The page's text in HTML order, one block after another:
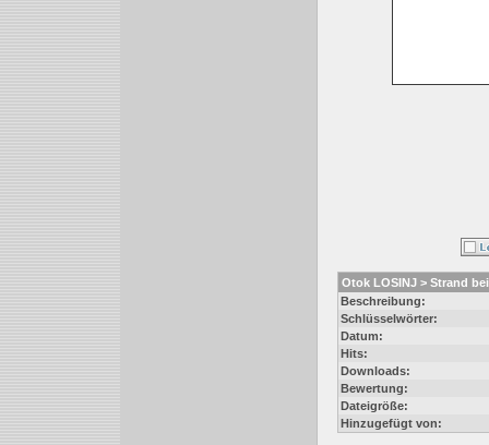
Otok LOSINJ > Strand
Beschreibung:
Schlüsselwörter:
Datum:
Hits:
Downloads:
Bewertung:
Dateigröße:
Hinzugefügt von: